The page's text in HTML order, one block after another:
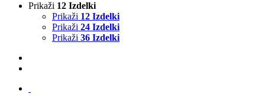
Prikaži 12 Izdelki
Prikaži 12 Izdelki
Prikaži 24 Izdelki
Prikaži 36 Izdelki